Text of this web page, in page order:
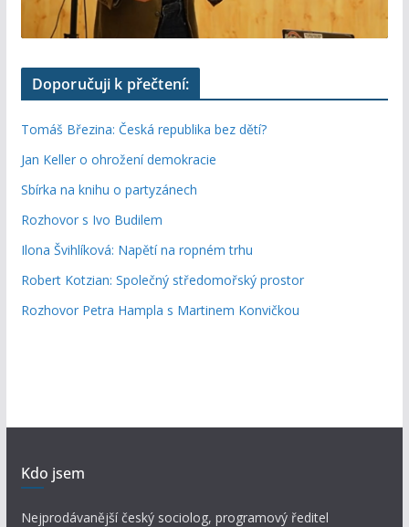
Doporučuji k přečtení:
Tomáš Březina: Česká republika bez dětí?
Jan Keller o ohrožení demokracie
Sbírka na knihu o partyzánech
Rozhovor s Ivo Budilem
Ilona Švihlíková: Napětí na ropném trhu
Robert Kotzian: Společný středomořský prostor
Rozhovor Petra Hampla s Martinem Konvičkou
Kdo jsem
Nejprodávanější český sociolog, programový ředitel